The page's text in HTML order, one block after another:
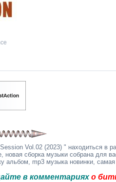
Vol.02 (2023) " находиться в
сборка музыки собрана для
альбом, mp3 музыка новинки,
о битых